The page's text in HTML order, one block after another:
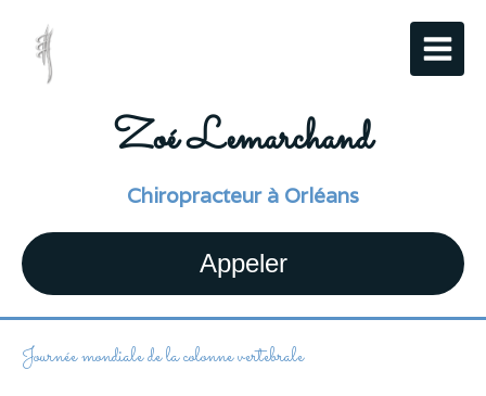
Zoé Lemarchand
Chiropracteur à Orléans
Appeler
Journée mondiale de la colonne vertebrale